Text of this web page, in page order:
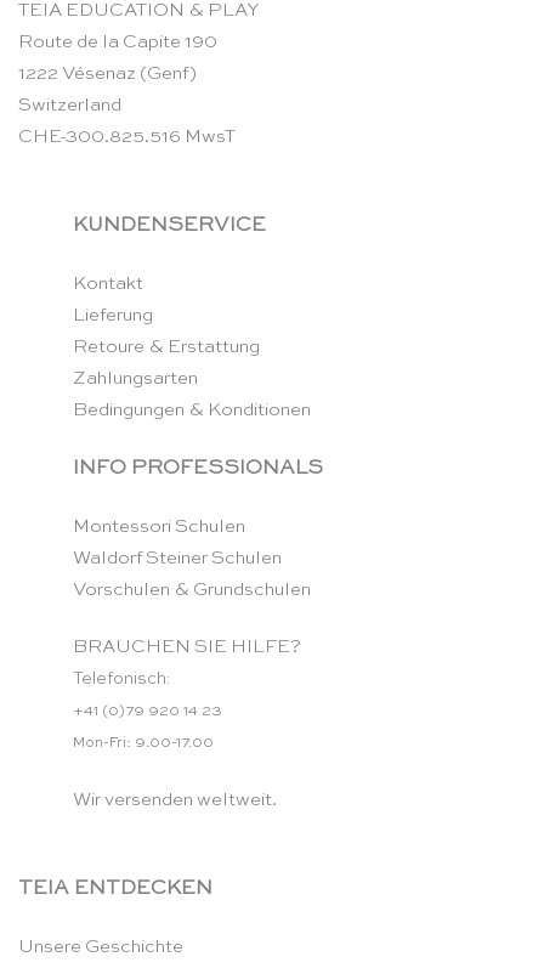
TEIA EDUCATION & PLAY
Route de la Capite 190
1222 Vésenaz (Genf)
Switzerland
CHE-300.825.516 MwsT
KUNDENSERVICE
Kontakt
Lieferung
Retoure & Erstattung
Zahlungsarten
Bedingungen & Konditionen
INFO PROFESSIONALS
Montessori Schulen
Waldorf Steiner Schulen
Vorschulen & Grundschulen
BRAUCHEN SIE HILFE?
Telefonisch:
+41 (0)79 920 14 23
Mon-Fri: 9.00-17.00
Wir versenden weltweit.
TEIA ENTDECKEN
Unsere Geschichte